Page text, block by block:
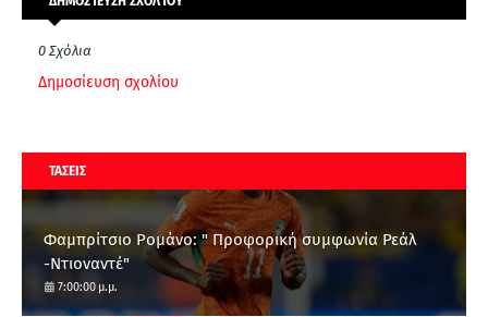
0 Σχόλια
Δημοσίευση σχολίου
ΤΑΣΕΙΣ
Φαμπρίτσιο Ρομάνο: " Προφορική συμφωνία Ρεάλ
-Ντιοναντέ"
7:00:00 μ.μ.